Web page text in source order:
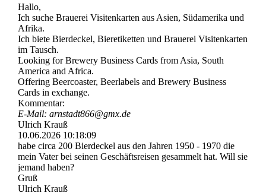
Hallo,
Ich suche Brauerei Visitenkarten aus Asien, Südamerika und
Afrika.
Ich biete Bierdeckel, Bieretiketten und Brauerei Visitenkarten
im Tausch.
Looking for Brewery Business Cards from Asia, South
America and Africa.
Offering Beercoaster, Beerlabels and Brewery Business
Cards in exchange.
Kommentar:
E-Mail: arnstadt866@gmx.de
Ulrich Krauß
10.06.2026 10:18:09
habe circa 200 Bierdeckel aus den Jahren 1950 - 1970 die
mein Vater bei seinen Geschäftsreisen gesammelt hat. Will sie
jemand haben?
Gruß
Ulrich Krauß